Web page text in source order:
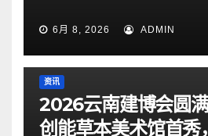
6月 8, 2026 ADMIN
资讯
2026云南建博会圆
创能草本美术馆首秀